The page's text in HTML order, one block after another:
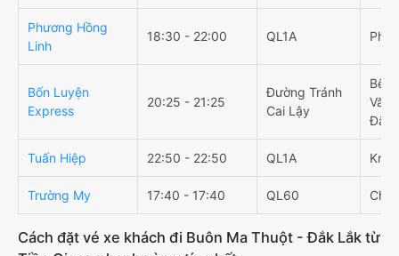
Phương Hồng
Linh
18:30 - 22:00 QL1A
Bốn Luyện
Express
20:25 - 21:25
Đường Tránh
Cai Lậy
Bến
Văn
Đắk
Tuấn Hiệp 22:50 - 22:50 QL1A Km
Trường My 17:40 - 17:40 QL60 Chu
Cách đặt vé xe khách đi Buôn Ma Thuột - Đắk Lắk từ